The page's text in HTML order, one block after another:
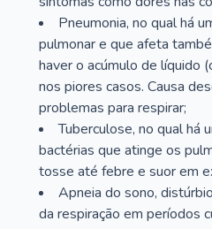
Pneumonia, no qual há
pulmonar e que afeta
haver o acúmulo de líquido
nos piores casos. Causa
problemas para respirar;
Tuberculose, no qual há
bactérias que atinge os
tosse até febre e suor em
Apneia do sono,
da respiração em períodos